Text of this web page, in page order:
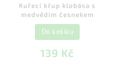
Kuřecí křup klobása s
medvědím česnekem
139 Kč
Do košíku